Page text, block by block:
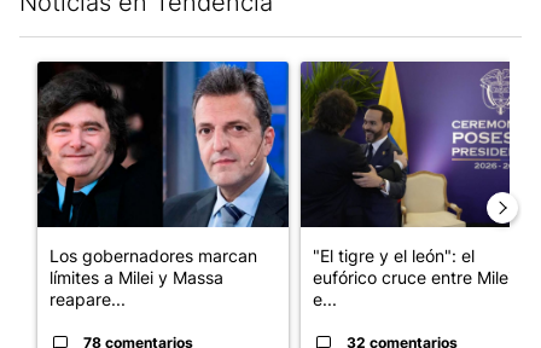
Un artículo de tendencia con el título "Los gobernadores
Los gobernadores marcan
límites a Milei y Massa
reapare...
78 comentarios
Un artículo de tendencia con
"El tigre y el león": el
eufórico cruce entre Milei y
e...
32 comentarios